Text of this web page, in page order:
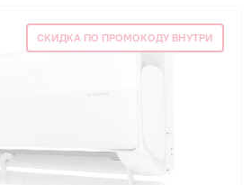
СКИДКА ПО ПРОМОКОДУ ВНУТРИ